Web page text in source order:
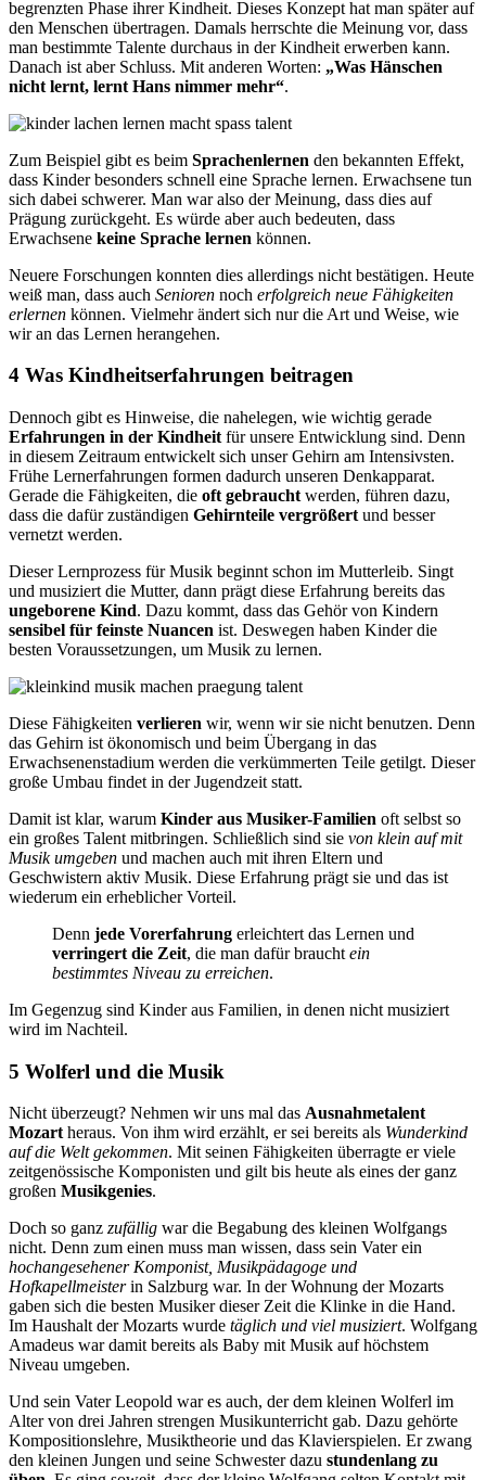
begrenzten Phase ihrer Kindheit. Dieses Konzept hat man später auf
den Menschen übertragen. Damals herrschte die Meinung vor, dass
man bestimmte Talente durchaus in der Kindheit erwerben kann.
Danach ist aber Schluss. Mit anderen Worten: „Was Hänschen
nicht lernt, lernt Hans nimmer mehr“.
Zum Beispiel gibt es beim Sprachenlernen den bekannten Effekt,
dass Kinder besonders schnell eine Sprache lernen. Erwachsene tun
sich dabei schwerer. Man war also der Meinung, dass dies auf
Prägung zurückgeht. Es würde aber auch bedeuten, dass
Erwachsene keine Sprache lernen können.
Neuere Forschungen konnten dies allerdings nicht bestätigen. Heute
weiß man, dass auch Senioren noch erfolgreich neue Fähigkeiten
erlernen können. Vielmehr ändert sich nur die Art und Weise, wie
wir an das Lernen herangehen.
4 Was Kindheitserfahrungen beitragen
Dennoch gibt es Hinweise, die nahelegen, wie wichtig gerade
Erfahrungen in der Kindheit für unsere Entwicklung sind. Denn
in diesem Zeitraum entwickelt sich unser Gehirn am Intensivsten.
Frühe Lernerfahrungen formen dadurch unseren Denkapparat.
Gerade die Fähigkeiten, die oft gebraucht werden, führen dazu,
dass die dafür zuständigen Gehirnteile vergrößert und besser
vernetzt werden.
Dieser Lernprozess für Musik beginnt schon im Mutterleib. Singt
und musiziert die Mutter, dann prägt diese Erfahrung bereits das
ungeborene Kind. Dazu kommt, dass das Gehör von Kindern
sensibel für feinste Nuancen ist. Deswegen haben Kinder die
besten Voraussetzungen, um Musik zu lernen.
Diese Fähigkeiten verlieren wir, wenn wir sie nicht benutzen. Denn
das Gehirn ist ökonomisch und beim Übergang in das
Erwachsenenstadium werden die verkümmerten Teile getilgt. Dieser
große Umbau findet in der Jugendzeit statt.
Damit ist klar, warum Kinder aus Musiker-Familien oft selbst so
ein großes Talent mitbringen. Schließlich sind sie von klein auf mit
Musik umgeben und machen auch mit ihren Eltern und
Geschwistern aktiv Musik. Diese Erfahrung prägt sie und das ist
wiederum ein erheblicher Vorteil.
Denn jede Vorerfahrung erleichtert das Lernen und
verringert die Zeit, die man dafür braucht ein
bestimmtes Niveau zu erreichen.
Im Gegenzug sind Kinder aus Familien, in denen nicht musiziert
wird im Nachteil.
5 Wolferl und die Musik
Nicht überzeugt? Nehmen wir uns mal das Ausnahmetalent
Mozartheraus. Von ihm wird erzählt, er sei bereits als Wunderkind
auf die Welt gekommen. Mit seinen Fähigkeiten überragte er viele
zeitgenössische Komponisten und gilt bis heute als eines der ganz
großen Musikgenies.
Doch so ganz zufällig war die Begabung des kleinen Wolfgangs
nicht. Denn zum einen muss man wissen, dass sein Vater ein
hochangesehener Komponist, Musikpädagoge und
Hofkapellmeisterin Salzburg war. In der Wohnung der Mozarts
gaben sich die besten Musiker dieser Zeit die Klinke in die Hand.
Im Haushalt der Mozarts wurde täglich und viel musiziert. Wolfgang
Amadeus war damit bereits als Baby mit Musik auf höchstem
Niveau umgeben.
Und sein Vater Leopold war es auch, der dem kleinen Wolferl im
Alter von drei Jahren strengen Musikunterricht gab. Dazu gehörte
Kompositionslehre, Musiktheorie und das Klavierspielen. Er zwang
den kleinen Jungen und seine Schwester dazu stundenlang zu